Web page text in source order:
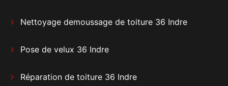
Nettoyage demoussage de toiture 36 Indre
Pose de velux 36 Indre
Réparation de toiture 36 Indre